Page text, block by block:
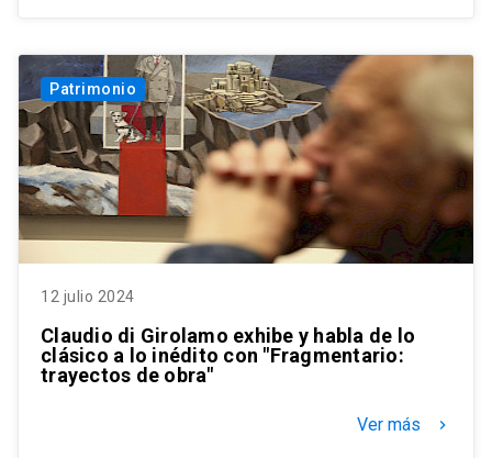
Patrimonio
12 julio 2024
Claudio di Girolamo exhibe y habla de lo
clásico a lo inédito con "Fragmentario:
trayectos de obra"
Ver más keyboard_arrow_right